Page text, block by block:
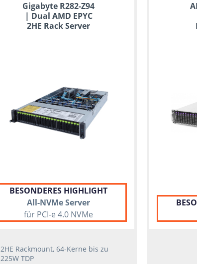
Gigabyte R282-Z94
| Dual AMD EPYC
2HE Rack Server
BESONDERES HIGHLIGHT
All-NVMe Server
für PCI-e 4.0 NVMe
2HE Rackmount, 64-Kerne bis zu
225W TDP